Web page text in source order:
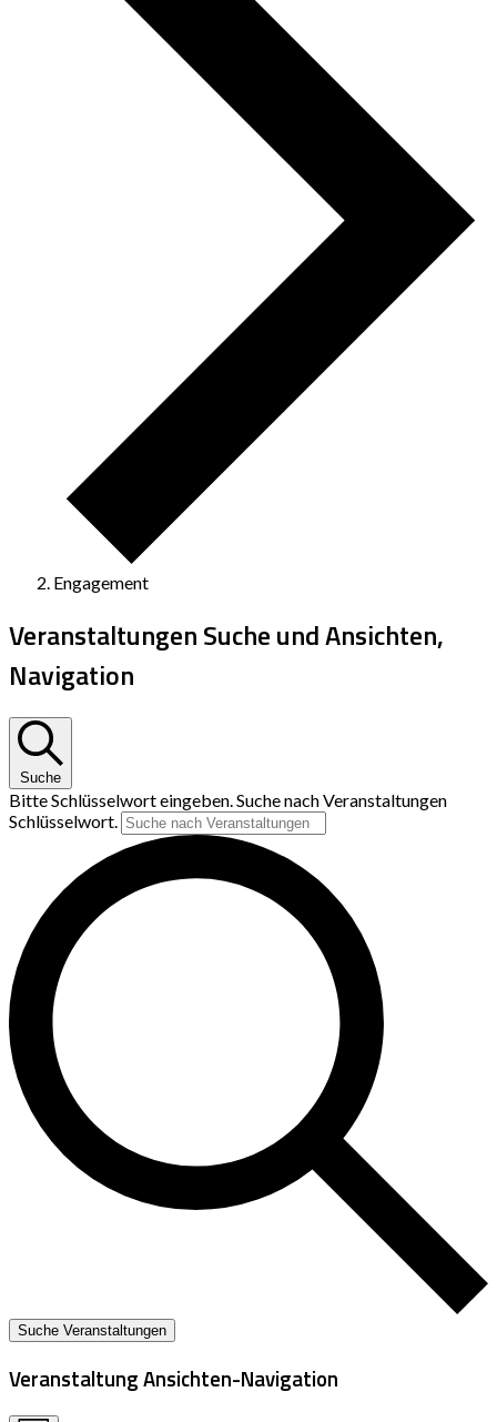
Engagement
Veranstaltungen Suche und Ansichten,
Navigation
Suche
Bitte Schlüsselwort eingeben. Suche nach Veranstaltungen
Schlüsselwort.
Suche Veranstaltungen
Veranstaltung Ansichten-Navigation